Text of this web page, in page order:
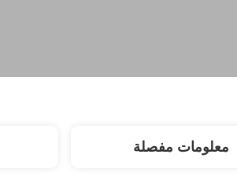
معلومات مفصلة